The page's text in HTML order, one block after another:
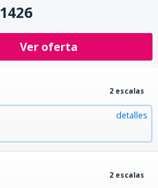
1426
Ver oferta
2 escalas
detalles
2 escalas